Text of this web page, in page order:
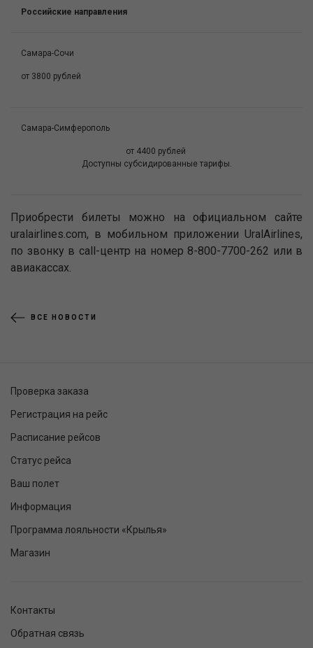
Российские направления
Самара-Сочи
от 3800 рублей
Самара-Симферополь
от 4400 рублей
Доступны субсидированные тарифы.
Приобрести билеты можно на официальном сайте
uralairlines.com, в мобильном приложении UralAirlines,
по звонку в call-центр на номер 8-800-7700-262 или в
авиакассах.
ВСЕ НОВОСТИ
Проверка заказа
Регистрация на рейс
Расписание рейсов
Статус рейса
Ваш полет
Информация
Программа лояльности «Крылья»
Магазин
Контакты
Обратная связь